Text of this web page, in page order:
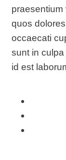
praesentium
quos
occaecati
sunt in
id est